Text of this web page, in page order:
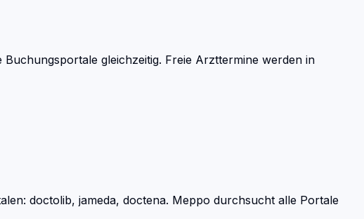
gleichzeitig. Freie Arzttermine werden in
doctolib, jameda, doctena. Meppo durchsucht alle Portale